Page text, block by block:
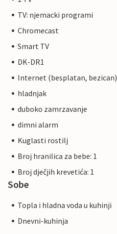
TV: njemacki programi
Chromecast
Smart TV
DK-DR1
Internet (besplatan, bezican)
hladnjak
duboko zamrzavanje
dimni alarm
Kuglasti rostilj
Broj hranilica za bebe: 1
Broj dječjih krevetića: 1
Sobe
Topla i hladna voda u kuhinji
Dnevni-kuhinja